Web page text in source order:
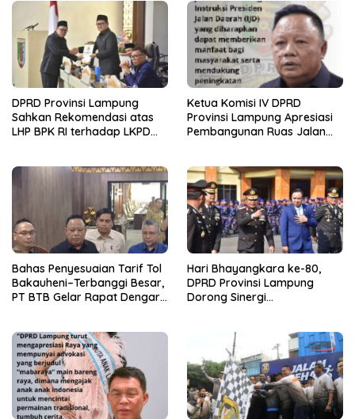
DPRD Provinsi Lampung
Sahkan Rekomendasi atas
LHP BPK RI terhadap LKPD
2025
Ketua Komisi IV DPRD
Provinsi Lampung Apresiasi
Pembangunan Ruas Jalan
Bahas Penyesuaian Tarif Tol
Bakauheni–Terbanggi Besar,
PT BTB Gelar Rapat Dengar
Hari Bhayangkara ke-80,
DPRD Provinsi Lampung
Dorong Sinergi